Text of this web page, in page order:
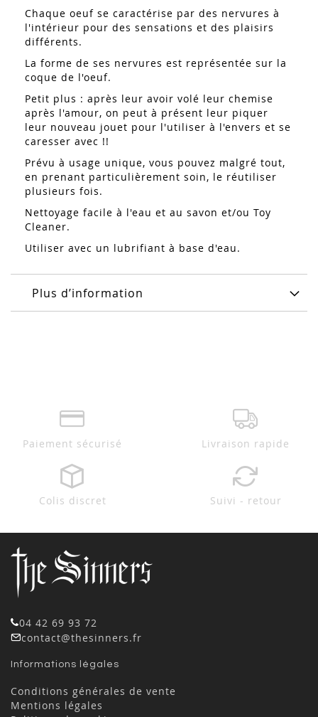
Chaque oeuf se caractérise par des nervures à
l'intérieur pour des sensations et des plaisirs
différents.
La forme de ses nervures est représentée sur la
coque de l'oeuf.
Petit plus : après leur avoir volé leur chemise
après l'amour, on peut à présent leur piquer
leur nouveau jouet pour l'utiliser à l'envers et se
caresser avec !!
Prévu à usage unique, vous pouvez malgré tout,
en prenant particulièrement soin, le réutiliser
plusieurs fois.
Nettoyage facile à l'eau et au savon et/ou Toy
Cleaner.
Utiliser avec un lubrifiant à base d'eau.
Plus d’information
Paiement sécurisé Livraison rapide
Colis discret Suivi - retour
04 42 69 93 72
contact@thesinners.fr
Informations légales
Conditions générales de vente
Mentions légales